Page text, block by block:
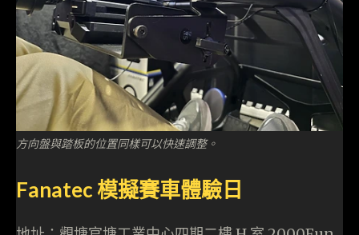
方向盤與踏板的位置同樣可以快速調整。
Fanatec 模擬賽車體驗日